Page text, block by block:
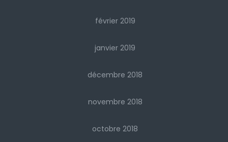
février 2019
janvier 2019
décembre 2018
novembre 2018
octobre 2018